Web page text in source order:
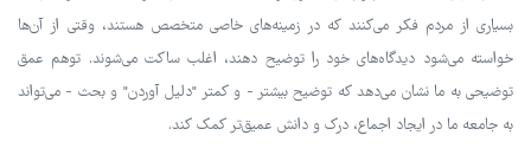
بسیاری از مردم فکر می‌کنند که در زمینه‌های خاصی متخصص هستند، وقتی از آن‌ها
خواسته می‌شود دیدگاه‌های خود را توضیح دهند، اغلب ساکت می‌شوند. توهم عمق
توضیحی به ما نشان می‌دهد که توضیح بیشتر - و کمتر "دلیل‌ آوردن" و بحث - می‌تواند
به جامعه ما در ایجاد اجماع، درک و دانش عمیق‌تر کمک کند.